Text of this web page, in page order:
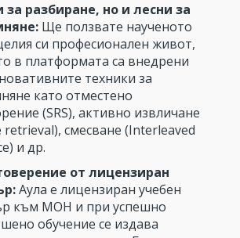
за разбиране, но и лесни за
Ще ползвате наученото
си професионален живот,
в платформата са внедрени
техники за
като отместено
(SRS), активно извличане
retrieval), смесване (Interleaved
и др.
от лицензиран
Аула е лицензиран учебен
към МОН и при успешно
обучение се издава